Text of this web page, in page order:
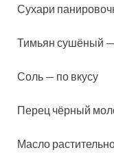
Сухари
Тимьян сушёный —
Соль — по вкусу
Перец чёрный
Масло